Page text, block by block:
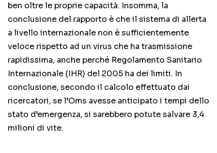
ben oltre le proprie capacità. Insomma, la
conclusione del rapporto è che il sistema di allerta
a livello internazionale non è sufficientemente
veloce rispetto ad un virus che ha trasmissione
rapidissima, anche perché Regolamento Sanitario
Internazionale (IHR) del 2005 ha dei limiti. In
conclusione, secondo il calcolo effettuato dai
ricercatori, se l’Oms avesse anticipato i tempi dello
stato d’emergenza, si sarebbero potute salvare 3,4
milioni di vite.